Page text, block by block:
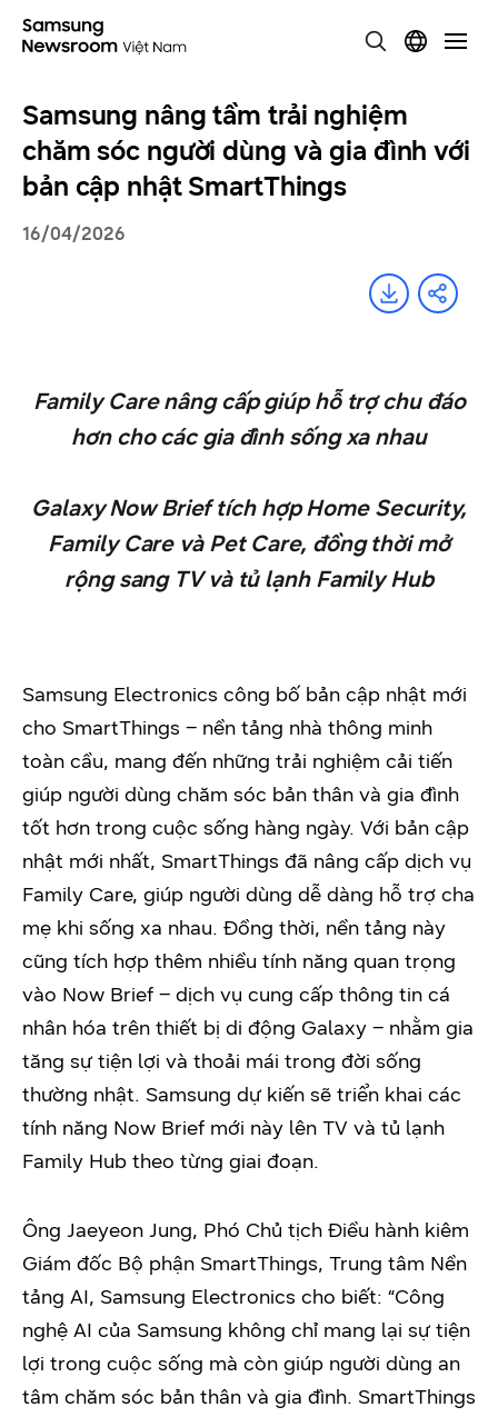
Samsung nâng tầm trải nghiệm
chăm sóc người dùng và gia đình với
bản cập nhật SmartThings
16/04/2026
Family Care nâng cấp giúp hỗ trợ chu đáo
hơn cho các gia đình sống xa nhau
Galaxy Now Brief tích hợp Home Security,
Family Care và Pet Care, đồng thời mở
rộng sang TV và tủ lạnh Family Hub
Samsung Electronics công bố bản cập nhật mới
cho SmartThings – nền tảng nhà thông minh
toàn cầu, mang đến những trải nghiệm cải tiến
giúp người dùng chăm sóc bản thân và gia đình
tốt hơn trong cuộc sống hàng ngày. Với bản cập
nhật mới nhất, SmartThings đã nâng cấp dịch vụ
Family Care, giúp người dùng dễ dàng hỗ trợ cha
mẹ khi sống xa nhau. Đồng thời, nền tảng này
cũng tích hợp thêm nhiều tính năng quan trọng
vào Now Brief – dịch vụ cung cấp thông tin cá
nhân hóa trên thiết bị di động Galaxy – nhằm gia
tăng sự tiện lợi và thoải mái trong đời sống
thường nhật. Samsung dự kiến sẽ triển khai các
tính năng Now Brief mới này lên TV và tủ lạnh
Family Hub theo từng giai đoạn.
Ông Jaeyeon Jung, Phó Chủ tịch Điều hành kiêm
Giám đốc Bộ phận SmartThings, Trung tâm Nền
tảng AI, Samsung Electronics cho biết: “Công
nghệ AI của Samsung không chỉ mang lại sự tiện
lợi trong cuộc sống mà còn giúp người dùng an
tâm chăm sóc bản thân và gia đình. SmartThings